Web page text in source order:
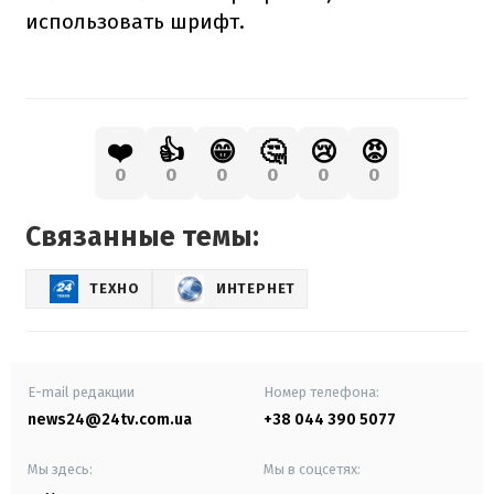
использовать шрифт.
❤️
0
👍
0
😁
0
🤔
0
😢
0
😡
0
Связанные темы:
ТЕХНО ИНТЕРНЕТ
E-mail редакции
news24@24tv.com.ua
Номер телефона:
+38 044 390 5077
Мы здесь: Мы в соцсетях: